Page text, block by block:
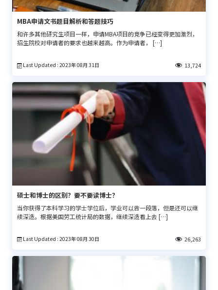
MBA申请文书题目解析和答题技巧
和许多其他研究生项目一样，申请MBA项目的竞争已经变得更加激烈，
招生院校对申请者的要求也越来越高。作为申请者， […]
Last Updated : 2023年 08月 31日 13,724
硕士和博士的区别？要不要读博士？
当你获得了本科学习的学士学位后，学业可以告一段落，但是还可以继
续深造。根据美国劳工统计局的数据，继续深造看上去 […]
Last Updated : 2023年 08月 30日 26,263